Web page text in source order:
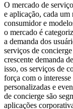
O mercado de
e aplicação, cada um
consumidor e
o mercado é
a demanda dos
serviços de
crescente demanda
isso, os serviços de
força com o
personalizadas e
de concierge são
aplicações